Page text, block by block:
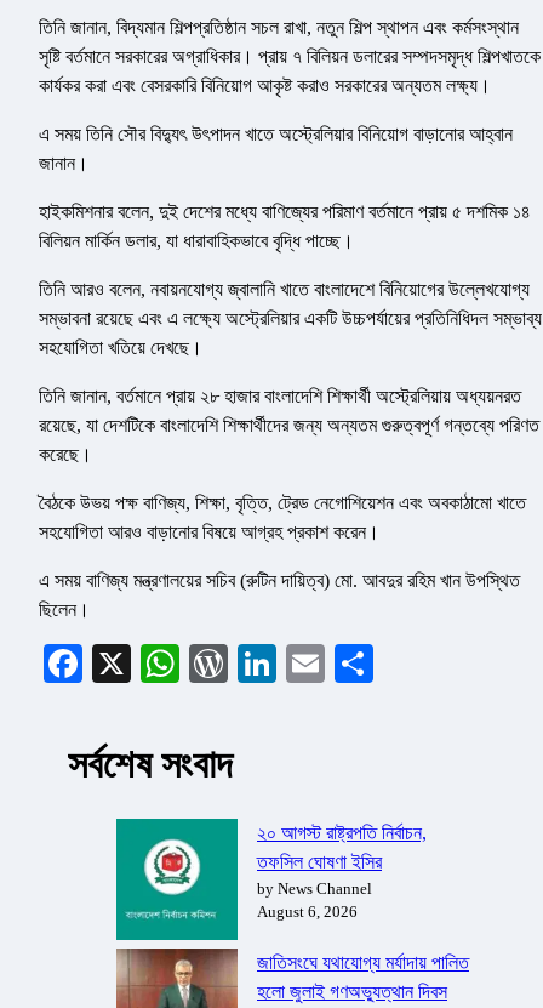
তিনি জানান, বিদ্যমান শিল্পপ্রতিষ্ঠান সচল রাখা, নতুন শিল্প স্থাপন এবং কর্মসংস্থান
সৃষ্টি বর্তমানে সরকারের অগ্রাধিকার। প্রায় ৭ বিলিয়ন ডলারের সম্পদসমৃদ্ধ শিল্পখাতকে
কার্যকর করা এবং বেসরকারি বিনিয়োগ আকৃষ্ট করাও সরকারের অন্যতম লক্ষ্য।
এ সময় তিনি সৌর বিদ্যুৎ উৎপাদন খাতে অস্ট্রেলিয়ার বিনিয়োগ বাড়ানোর আহ্বান
জানান।
হাইকমিশনার বলেন, দুই দেশের মধ্যে বাণিজ্যের পরিমাণ বর্তমানে প্রায় ৫ দশমিক ১৪
বিলিয়ন মার্কিন ডলার, যা ধারাবাহিকভাবে বৃদ্ধি পাচ্ছে।
তিনি আরও বলেন, নবায়নযোগ্য জ্বালানি খাতে বাংলাদেশে বিনিয়োগের উল্লেখযোগ্য
সম্ভাবনা রয়েছে এবং এ লক্ষ্যে অস্ট্রেলিয়ার একটি উচ্চপর্যায়ের প্রতিনিধিদল সম্ভাব্য
সহযোগিতা খতিয়ে দেখছে।
তিনি জানান, বর্তমানে প্রায় ২৮ হাজার বাংলাদেশি শিক্ষার্থী অস্ট্রেলিয়ায় অধ্যয়নরত
রয়েছে, যা দেশটিকে বাংলাদেশি শিক্ষার্থীদের জন্য অন্যতম গুরুত্বপূর্ণ গন্তব্যে পরিণত
করেছে।
বৈঠকে উভয় পক্ষ বাণিজ্য, শিক্ষা, বৃত্তি, ট্রেড নেগোশিয়েশন এবং অবকাঠামো খাতে
সহযোগিতা আরও বাড়ানোর বিষয়ে আগ্রহ প্রকাশ করেন।
এ সময় বাণিজ্য মন্ত্রণালয়ের সচিব (রুটিন দায়িত্ব) মো. আবদুর রহিম খান উপস্থিত
ছিলেন।
Facebook
X WhatsApp
WordPress
LinkedIn
Email
সর্বশেষ সংবাদ
২০ আগস্ট রাষ্ট্রপতি নির্বাচন,
তফসিল ঘোষণা ইসির
by News Channel
August 6, 2026
জাতিসংঘে যথাযোগ্য মর্যাদায় পালিত
হলো জুলাই গণঅভ্যুত্থান দিবস